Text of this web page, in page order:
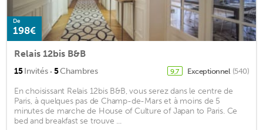
De
198€
Relais 12bis B&B
15Invités · 5Chambres 9,7 Exceptionnel (540)
En choisissant Relais 12bis B&B, vous serez dans le centre de
Paris, à quelques pas de Champ-de-Mars et à moins de 5
minutes de marche de House of Culture of Japan to Paris. Ce
bed and breakfast se trouve ...